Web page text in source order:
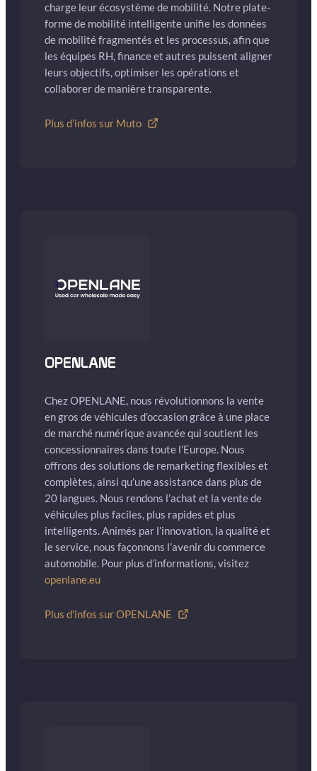
charge leur écosystème de mobilité. Notre plate-
forme de mobilité intelligente unifie les données
de mobilité fragmentés et les processus, afin que
les équipes RH, finance et autres puissent aligner
leurs objectifs, optimiser les opérations et
collaborer de manière transparente.
Plus d'infos sur Muto
OPENLANE
Chez OPENLANE, nous révolutionnons la vente
en gros de véhicules d’occasion grâce à une place
de marché numérique avancée qui soutient les
concessionnaires dans toute l’Europe. Nous
offrons des solutions de remarketing flexibles et
complètes, ainsi qu’une assistance dans plus de
20 langues. Nous rendons l’achat et la vente de
véhicules plus faciles, plus rapides et plus
intelligents. Animés par l’innovation, la qualité et
le service, nous façonnons l’avenir du commerce
automobile. Pour plus d’informations, visitez
openlane.eu
Plus d'infos sur OPENLANE